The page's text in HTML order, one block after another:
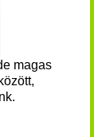
magas